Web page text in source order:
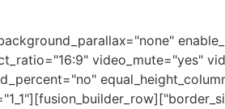
video_mute="yes"
layout="1_1"